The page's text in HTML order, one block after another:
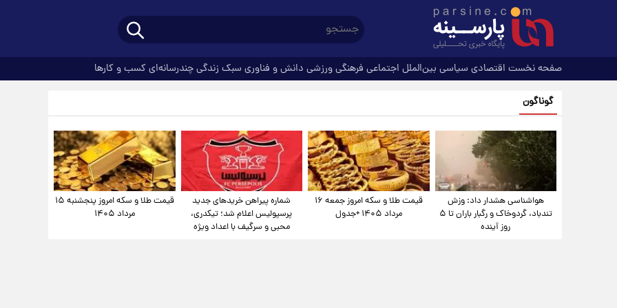
صفحه نخست اقتصادی سیاسی بین‌الملل اجتماعی فرهنگیورزشی دانش و فناوری سبک زندگیچندرسانه‌ای کسب و کارها
گوناگون
هواشناسی هشدار داد: وزش
تندباد، گردوخاک و رگبار باران تا ۵
روز آینده
قیمت طلا و سکه امروز جمعه ۱۶
مرداد ۱۴۰۵ +جدول
شماره پیراهن خریدهای جدید
پرسپولیس اعلام شد؛ تیکدری،
محبی و سرگیف با اعداد ویژه
قیمت طلا و سکه امروز پنجشنبه ۱۵
مرداد ۱۴۰۵